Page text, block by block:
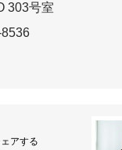
303号室
アする